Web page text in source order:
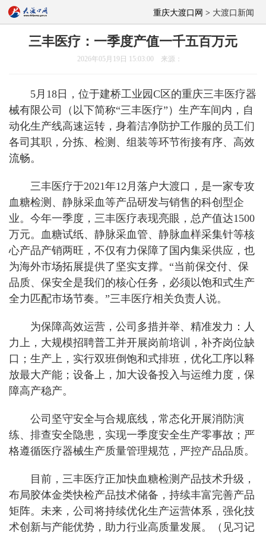
重庆大渡口网 > 大渡口新闻
三丰医疗：一季度产值一千五百万元
2026年05月19日 15:03:00 来源：
5月18日，位于建桥工业园C区的重庆三丰医疗器
械有限公司（以下简称“三丰医疗”）生产车间内，自
动化生产线高速运转，身着洁净防护工作服的员工们
各司其职，分拣、检测、组装等环节衔接有序、高效
流畅。
三丰医疗于2021年12月落户大渡口，是一家专攻
血糖检测、静脉采血等产品研发与销售的科创型企
业。今年一季度，三丰医疗表现亮眼，总产值达1500
万元。血糖试纸、静脉采血管、静脉血样采集针等核
心产品产销两旺，不仅有力保障了国内集采供应，也
为海外市场拓展提供了坚实支撑。“当前保交付、保
品质、保安全是我们的核心任务，必须以饱和式生产
全力匹配市场节奏。”三丰医疗相关负责人说。
为保障高效运营，公司多措并举、精准发力：人
力上，大规模招聘普工并开展岗前培训，补齐岗位缺
口；生产上，实行双班倒饱和式排班，优化工序以释
放最大产能；设备上，加大设备投入与运维力度，保
障高产稳产。
公司坚守安全与合规底线，常态化开展消防演
练、排查安全隐患，实现一季度安全生产零事故；严
格遵循医疗器械生产质量管理规范，严控产品品质。
目前，三丰医疗正加快血糖检测产品技术升级，
布局胶体金类快检产品技术储备，持续丰富完善产品
矩阵。未来，公司将持续优化生产运营体系，强化技
术创新与产能优势，助力行业高质量发展。（见习记